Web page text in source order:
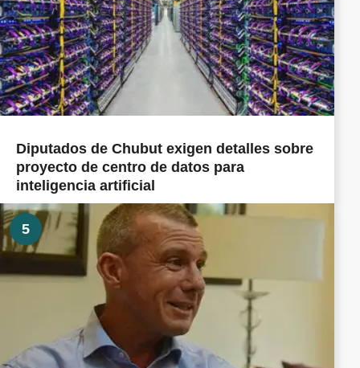
Diputados de Chubut exigen detalles sobre
proyecto de centro de datos para
inteligencia artificial
5